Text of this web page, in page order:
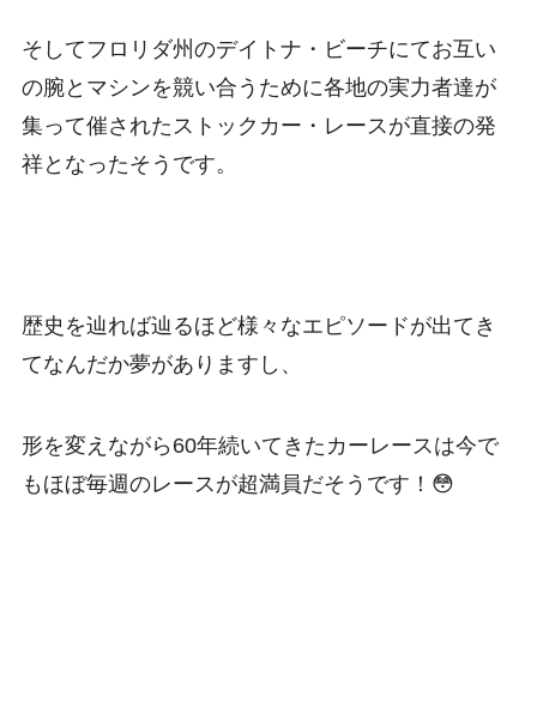
そしてフロリダ州のデイトナ・ビーチにてお互い
の腕とマシンを競い合うために各地の実力者達が
集って催されたストックカー・レースが直接の発
祥となったそうです。
歴史を辿れば辿るほど様々なエピソードが出てき
てなんだか夢がありますし、
形を変えながら60年続いてきたカーレースは今で
もほぼ毎週のレースが超満員だそうです！😳